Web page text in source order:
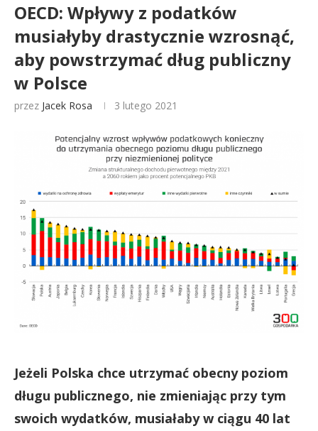
OECD: Wpływy z podatków
musiałyby drastycznie wzrosnąć,
aby powstrzymać dług publiczny
w Polsce
przez Jacek Rosa 3 lutego 2021
Jeżeli Polska chce utrzymać obecny poziom
długu publicznego, nie zmieniając przy tym
swoich wydatków, musiałaby w ciągu 40 lat